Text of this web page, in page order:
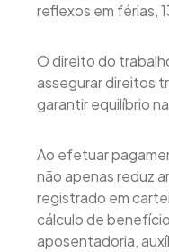
reflexos em férias,
O direito do
assegurar direitos
garantir equilíbrio
Ao efetuar
não apenas reduz
registrado em
cálculo de
aposentadoria,